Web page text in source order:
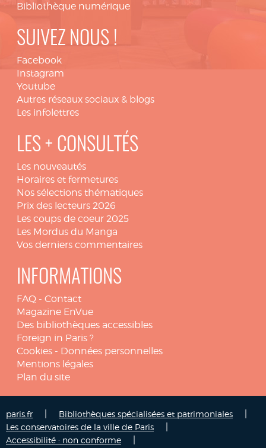
Bibliothèque numérique
SUIVEZ NOUS !
Facebook
Instagram
Youtube
Autres réseaux sociaux & blogs
Les infolettres
LES + CONSULTÉS
Les nouveautés
Horaires et fermetures
Nos sélections thématiques
Prix des lecteurs 2026
Les coups de coeur 2025
Les Mordus du Manga
Vos derniers commentaires
INFORMATIONS
FAQ - Contact
Magazine EnVue
Des bibliothèques accessibles
Foreign in Paris ?
Cookies - Données personnelles
Mentions légales
Plan du site
paris.fr Bibliothèques spécialisées et patrimoniales
Les conservatoires de la ville de Paris
Accessibilité : non conforme